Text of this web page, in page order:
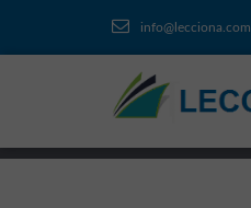
info@lecciona.com